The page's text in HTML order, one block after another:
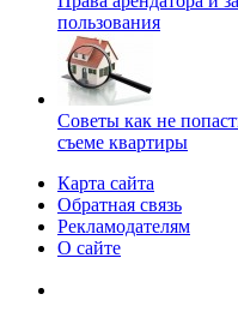
пользования
Советы как не
съеме квартиры
Карта сайта
Обратная связь
Рекламодателям
О сайте